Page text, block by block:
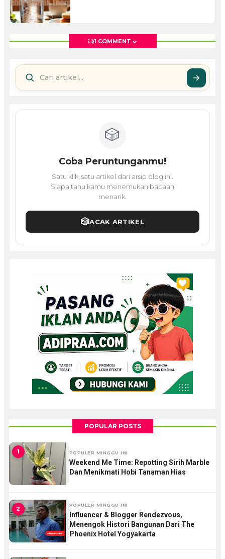
1 COMMENT
🎲
Coba Peruntunganmu!
Satu klik, satu artikel dari arsip blog ini.
Siapa tahu kamu menemukan bacaan
menarik.
🎲ACAK ARTIKEL
POPULAR POSTS
1 POPULER MINGGU INI
Weekend Me Time: Repotting Sirih Marble
Dan Menikmati Hobi Tanaman Hias
2 POPULER MINGGU INI
Influencer & Blogger Rendezvous,
Menengok Histori Bangunan Dari The
Phoenix Hotel Yogyakarta